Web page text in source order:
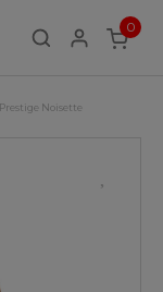
0
ITEMS
Noisette